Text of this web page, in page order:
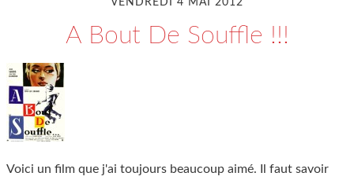
VENDREDI 4 MAI 2012
A Bout De Souffle !!!
Voici un film que j'ai toujours beaucoup aimé. Il faut savoir